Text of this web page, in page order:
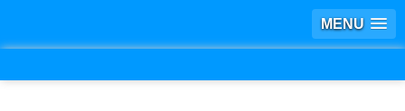
MENU